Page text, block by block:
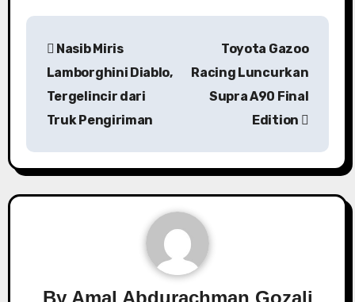
Navigasi
pos
Nasib Miris
Lamborghini Diablo,
Tergelincir dari
Truk Pengiriman
Toyota Gazoo
Racing Luncurkan
Supra A90 Final
Edition
By Amal Abdurachman Gozali